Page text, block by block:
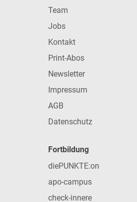
Team
Jobs
Kontakt
Print-Abos
Newsletter
Impressum
AGB
Datenschutz
Fortbildung
diePUNKTE:on
apo-campus
check-innere